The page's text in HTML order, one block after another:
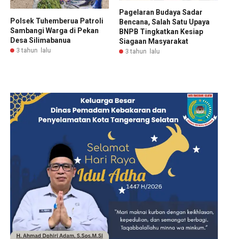
Polsek Tuhemberua Patroli
Sambangi Warga di Pekan
Desa Silimabanua
3 tahun lalu
Pagelaran Budaya Sadar
Bencana, Salah Satu Upaya
BNPB Tingkatkan Kesiap
Siagaan Masyarakat
3 tahun lalu